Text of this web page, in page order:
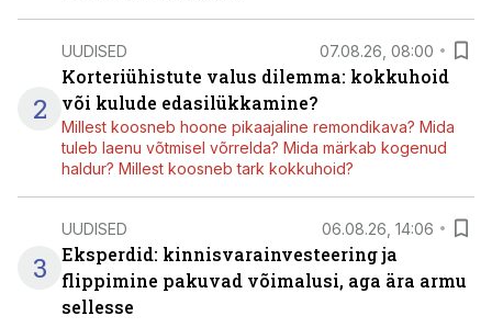
2
UUDISED 07.08.26, 08:00
Korteriühistute valus dilemma: kokkuhoid
või kulude edasilükkamine?
Millest koosneb hoone pikaajaline remondikava? Mida
tuleb laenu võtmisel võrrelda? Mida märkab kogenud
haldur? Millest koosneb tark kokkuhoid?
3
UUDISED 06.08.26, 14:06
Eksperdid: kinnisvarainvesteering ja
flippimine pakuvad võimalusi, aga ära armu
sellesse